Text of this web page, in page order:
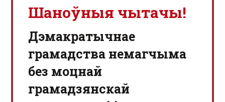
Шаноўныя чытачы!
Дэмакратычнае
грамадства немагчыма
без моцнай
грамадзянскай